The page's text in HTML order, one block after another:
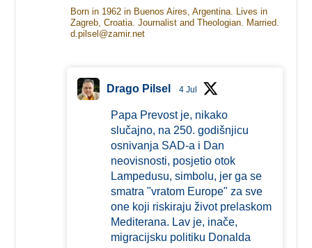
Born in 1962 in Buenos Aires, Argentina. Lives in
Zagreb, Croatia. Journalist and Theologian. Married.
d.pilsel@zamir.net
Drago Pilsel 4 Jul
Papa Prevost je, nikako
slučajno, na 250. godišnjicu
osnivanja SAD-a i Dan
neovisnosti, posjetio otok
Lampedusu, simbolu, jer ga se
smatra "vratom Europe" za sve
one koji riskiraju život prelaskom
Mediterana. Lav je, inače,
migracijsku politiku Donalda